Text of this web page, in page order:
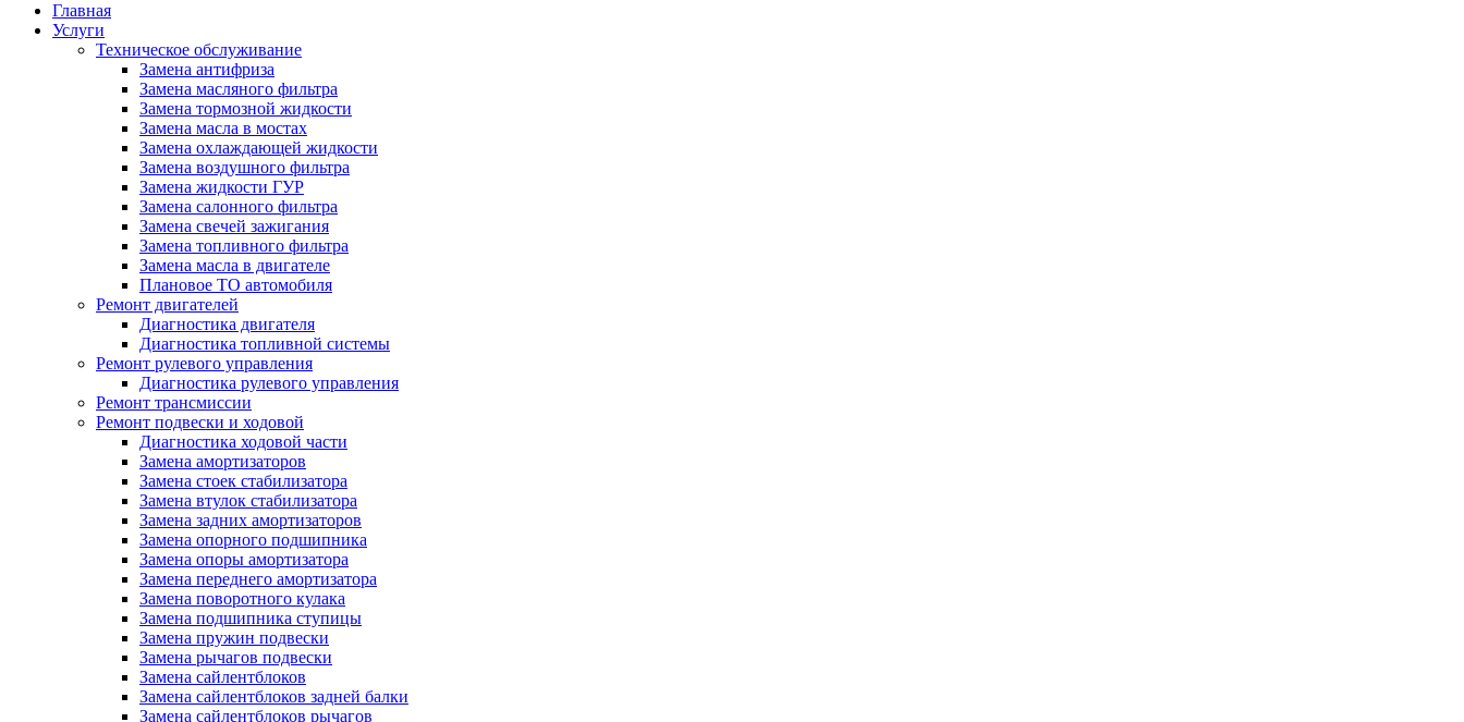
Главная
Услуги
Техническое обслуживание
Замена антифриза
Замена масляного фильтра
Замена тормозной жидкости
Замена масла в мостах
Замена охлаждающей жидкости
Замена воздушного фильтра
Замена жидкости ГУР
Замена салонного фильтра
Замена свечей зажигания
Замена топливного фильтра
Замена масла в двигателе
Плановое ТО автомобиля
Ремонт двигателей
Диагностика двигателя
Диагностика топливной системы
Ремонт рулевого управления
Диагностика рулевого управления
Ремонт трансмиссии
Ремонт подвески и ходовой
Диагностика ходовой части
Замена амортизаторов
Замена стоек стабилизатора
Замена втулок стабилизатора
Замена задних амортизаторов
Замена опорного подшипника
Замена опоры амортизатора
Замена переднего амортизатора
Замена поворотного кулака
Замена подшипника ступицы
Замена пружин подвески
Замена рычагов подвески
Замена сайлентблоков
Замена сайлентблоков задней балки
Замена сайлентблоков рычагов